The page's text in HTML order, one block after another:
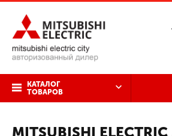
КАТАЛОГ
ТОВАРОВ
MITSUBISHI